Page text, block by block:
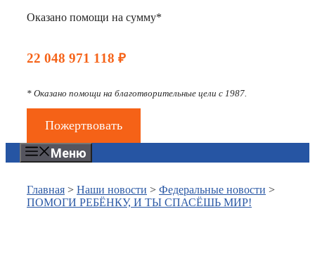
Оказано помощи на сумму*
22 048 971 118 ₽
* Оказано помощи на благотворительные цели с 1987.
Пожертвовать
Меню
Главная > Наши новости > Федеральные новости >
ПОМОГИ РЕБЁНКУ, И ТЫ СПАСЁШЬ МИР!